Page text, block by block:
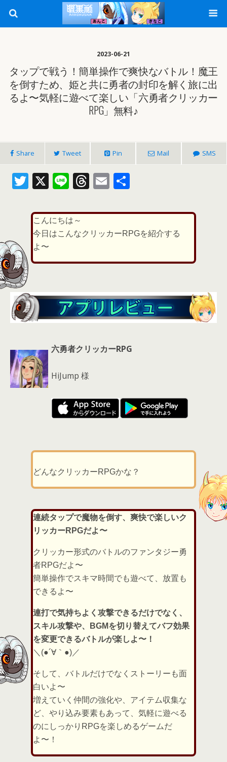
2023-06-21
タップで戦う！簡単操作で爽快なバトル！魔王
を倒すため、姫と共に勇者の封印を解く旅に出
るよ〜気軽に遊べて楽しい「六勇者クリッカー
RPG」無料♪
Share Tweet Pin Mail SMS
T
itt
er
X Li
e
T
re
a
s
E
ai
l
こんにちは～
今日はこんなクリッカーRPGを紹介する
よ〜
六勇者クリッカーRPG
HiJump 様
どんなクリッカーRPGかな？
連続タップで魔物を倒す、爽快で楽しいク
リッカーRPGだよ〜
クリッカー形式のバトルのファンタジー勇
者RPGだよ〜
簡単操作でスキマ時間でも遊べて、放置も
できるよ〜
連打で気持ちよく攻撃できるだけでなく、
スキル攻撃や、BGMを切り替えてバフ効果
を変更できるバトルが楽しよ〜！
＼(●´∀｀●)／
そして、バトルだけでなくストーリーも面
白いよ〜
増えていく仲間の強化や、アイテム収集な
ど、やり込み要素もあって、気軽に遊べる
のにしっかりRPGを楽しめるゲームだ
よ〜！